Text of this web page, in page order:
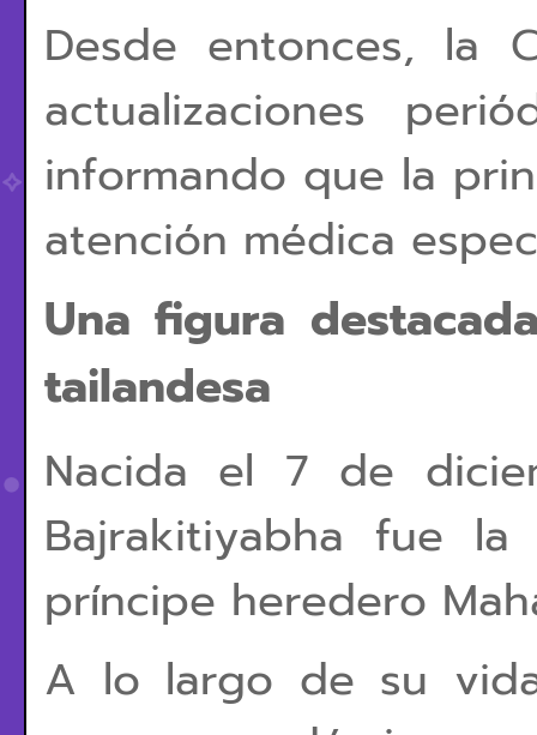
Desde entonces, la
actualizaciones
informando que la
atención médica
Una figura
tailandesa
Nacida el 7 de
Bajrakitiyabha fue
príncipe heredero
A lo largo de su